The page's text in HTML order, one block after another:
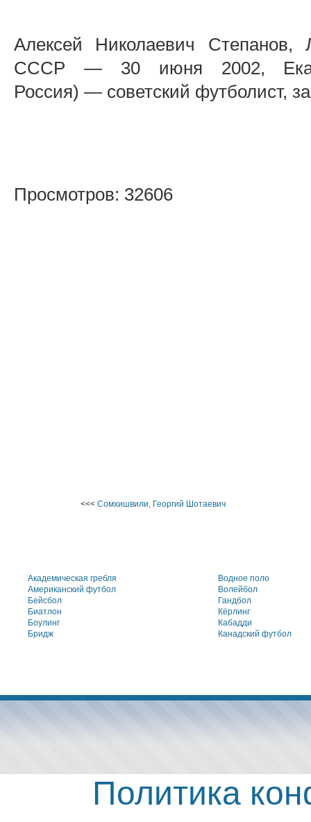
Алексей Николаевич Степанов,
СССР — 30 июня 2002,
Россия) — советский футболист,
Просмотров: 32606
<<< Сомхишвили, Георгий Шотаевич
Академическая гребля
Американский футбол
Бейсбол
Биатлон
Боулинг
Бридж
Водное поло
Волейбол
Гандбол
Кёрлинг
Кабадди
Канадский футбол
Политика